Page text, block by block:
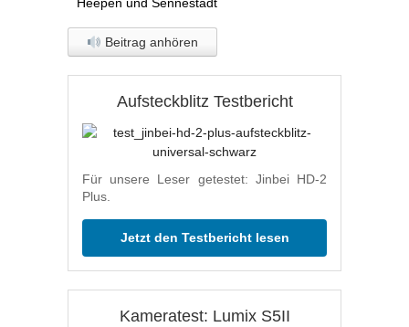
Beitrag anhören
Aufsteckblitz Testbericht
Für unsere Leser getestet: Jinbei HD-2
Plus.
Jetzt den Testbericht lesen
Kameratest: Lumix S5II